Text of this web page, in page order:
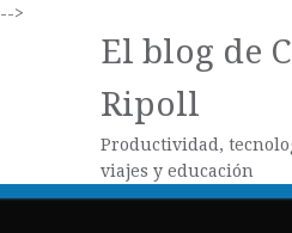
-->
El blog de
Ripoll
Productividad,
viajes y educación